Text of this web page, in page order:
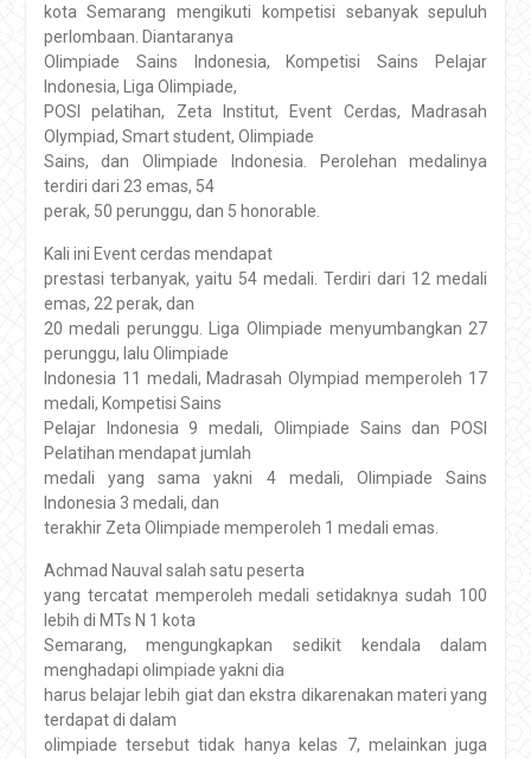
kota Semarang mengikuti kompetisi sebanyak sepuluh
perlombaan. Diantaranya
Olimpiade Sains Indonesia, Kompetisi Sains Pelajar
Indonesia, Liga Olimpiade,
POSI pelatihan, Zeta Institut, Event Cerdas, Madrasah
Olympiad, Smart student, Olimpiade
Sains, dan Olimpiade Indonesia. Perolehan medalinya
terdiri dari 23 emas, 54
perak, 50 perunggu, dan 5 honorable.
Kali ini Event cerdas mendapat
prestasi terbanyak, yaitu 54 medali. Terdiri dari 12 medali
emas, 22 perak, dan
20 medali perunggu. Liga Olimpiade menyumbangkan 27
perunggu, lalu Olimpiade
Indonesia 11 medali, Madrasah Olympiad memperoleh 17
medali, Kompetisi Sains
Pelajar Indonesia 9 medali, Olimpiade Sains dan POSI
Pelatihan mendapat jumlah
medali yang sama yakni 4 medali, Olimpiade Sains
Indonesia 3 medali, dan
terakhir Zeta Olimpiade memperoleh 1 medali emas.
Achmad Nauval salah satu peserta
yang tercatat memperoleh medali setidaknya sudah 100
lebih di MTs N 1 kota
Semarang, mengungkapkan sedikit kendala dalam
menghadapi olimpiade yakni dia
harus belajar lebih giat dan ekstra dikarenakan materi yang
terdapat di dalam
olimpiade tersebut tidak hanya kelas 7, melainkan juga